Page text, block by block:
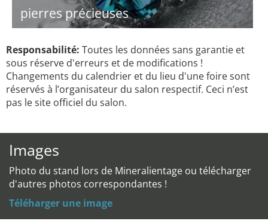
pierres précieuses
Responsabilité: Toutes les données sans garantie et
sous réserve d'erreurs et de modifications !
Changements du calendrier et du lieu d'une foire sont
réservés à l’organisateur du salon respectif. Ceci n’est
pas le site officiel du salon.
Images
Photo du stand lors de Mineralientage ou télécharger
d'autres photos correspondantes !
Téléharger une image